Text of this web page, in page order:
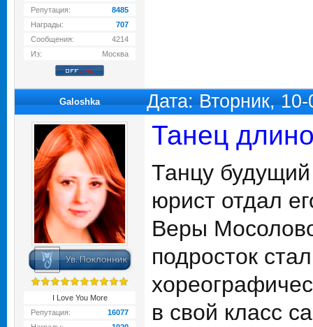
Репутация:
8485
Награды:
707
Сообщения:
4214
Из:
Москва
Galoshka Дата: Вторник,
I Love You More
Репутация:
16077
Танец
Танцу
юрист отдал
Веры
подросток
в свой класс